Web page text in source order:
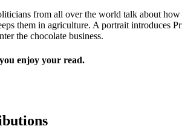
from all over the world talk about
them in agriculture. A portrait introduces
the chocolate business.
enjoy your read.